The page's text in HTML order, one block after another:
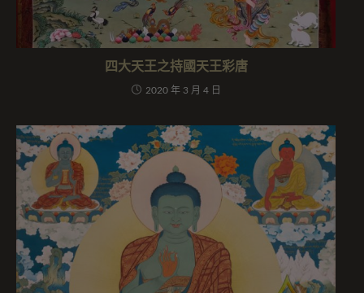
四大天王之持國天王彩唐
2020 年 3 月 4 日